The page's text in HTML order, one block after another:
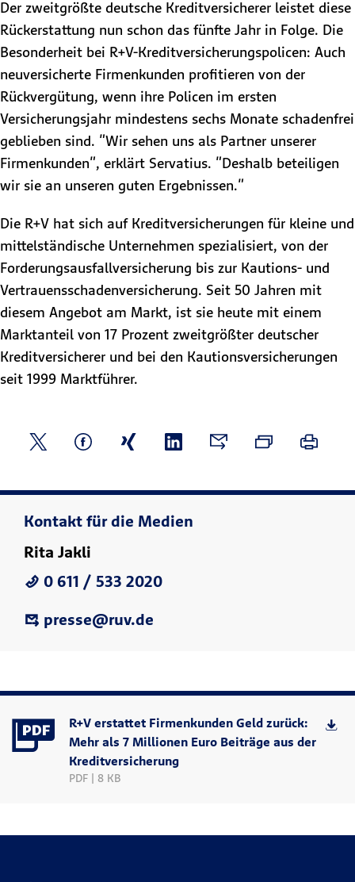
Der zweitgrößte deutsche Kreditversicherer leistet diese
Rückerstattung nun schon das fünfte Jahr in Folge. Die
Besonderheit bei R+V-Kreditversicherungspolicen: Auch
neuversicherte Firmenkunden profitieren von der
Rückvergütung, wenn ihre Policen im ersten
Versicherungsjahr mindestens sechs Monate schadenfrei
geblieben sind. "Wir sehen uns als Partner unserer
Firmenkunden", erklärt Servatius. "Deshalb beteiligen
wir sie an unseren guten Ergebnissen."
Die R+V hat sich auf Kreditversicherungen für kleine und
mittelständische Unternehmen spezialisiert, von der
Forderungsausfallversicherung bis zur Kautions- und
Vertrauensschadenversicherung. Seit 50 Jahren mit
diesem Angebot am Markt, ist sie heute mit einem
Marktanteil von 17 Prozent zweitgrößter deutscher
Kreditversicherer und bei den Kautionsversicherungen
seit 1999 Marktführer.
Kontakt für die Medien
Rita Jakli
0 611 / 533 2020
presse@ruv.de
R+V erstattet Firmenkunden Geld zurück:
Mehr als 7 Millionen Euro Beiträge aus der
Kreditversicherung
PDF | 8 KB